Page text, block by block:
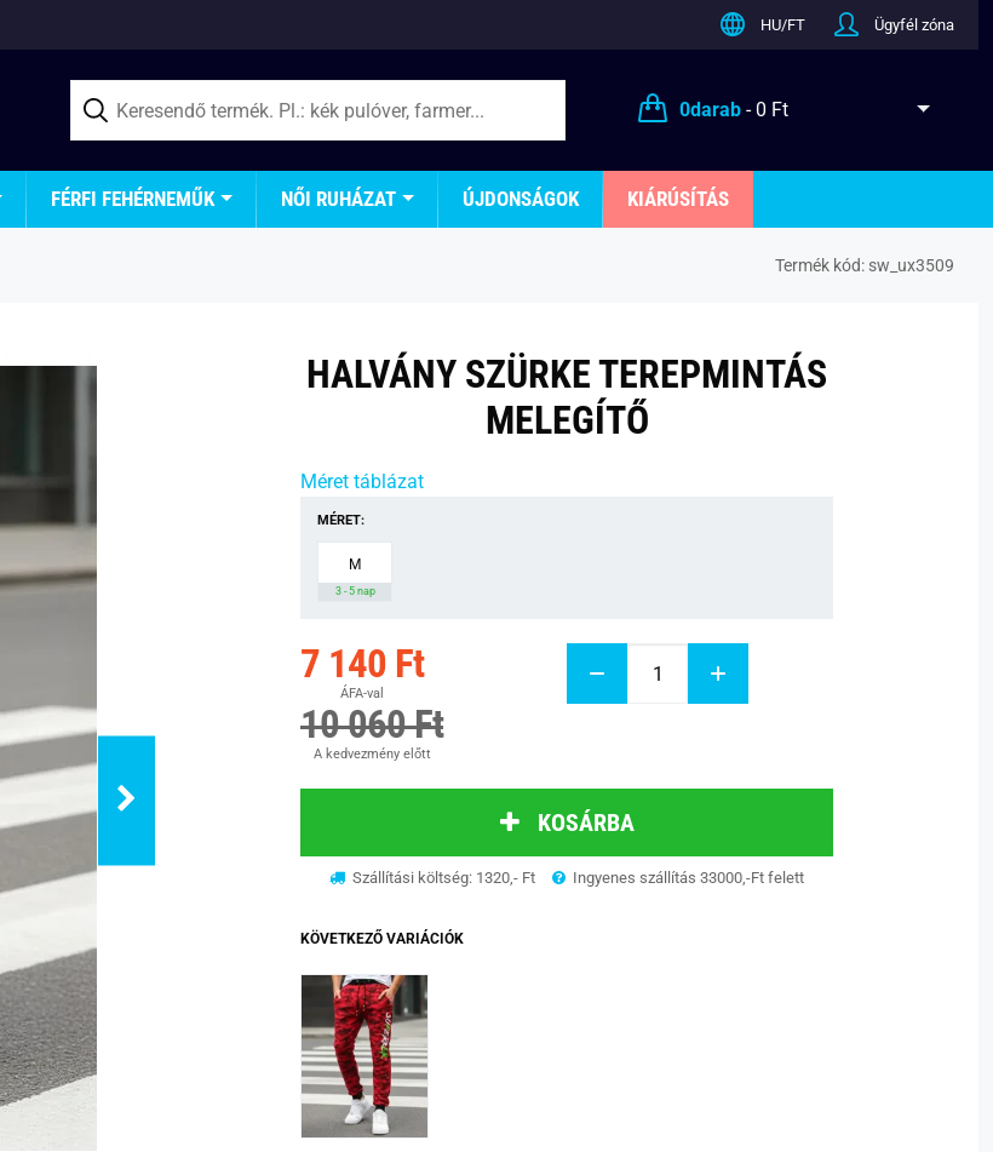
HU/FT Ügyfél zóna
0darab- 0 Ft
FÉRFI FEHÉRNEMŰK NŐI RUHÁZAT ÚJDONSÁGOK KIÁRÚSÍTÁS
Termék kód: sw_ux3509
HALVÁNY SZÜRKE TEREPMINTÁS
MELEGÍTŐ
Méret táblázat
MÉRET:
M
3 - 5 nap
7 140 Ft
ÁFA-val
10 060 Ft
A kedvezmény előtt
KOSÁRBA
Szállítási költség: 1320,- Ft Ingyenes szállítás 33000,-Ft felett
KÖVETKEZŐ VARIÁCIÓK